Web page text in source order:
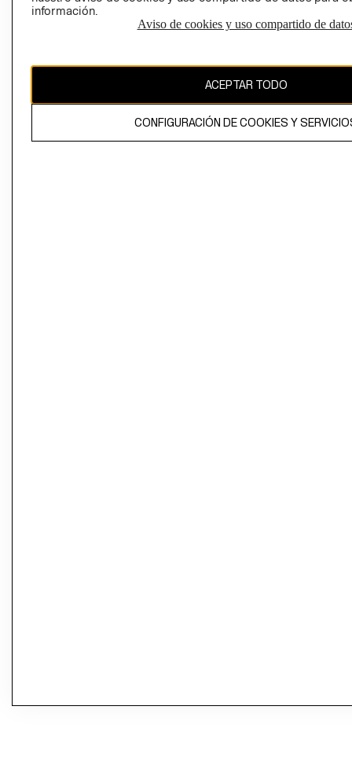
El contenido de esta página web está protegido por copyright y es
propiedad de H&M Hennes & Mauritz AB
información.
Aviso de cookies y uso compartido de
ACEPTAR TODO
CONFIGURACIÓN DE COOKIES Y